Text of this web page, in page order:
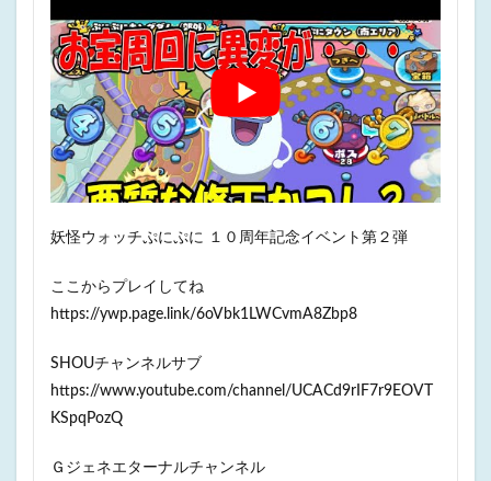
妖怪ウォッチぷにぷに １０周年記念イベント第２弾
ここからプレイしてね
https://ywp.page.link/6oVbk1LWCvmA8Zbp8
SHOUチャンネルサブ
https://www.youtube.com/channel/UCACd9rIF7r9EOVT
KSpqPozQ
Ｇジェネエターナルチャンネル